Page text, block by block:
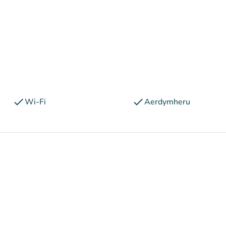
checkWi-Fi checkAerdymheru